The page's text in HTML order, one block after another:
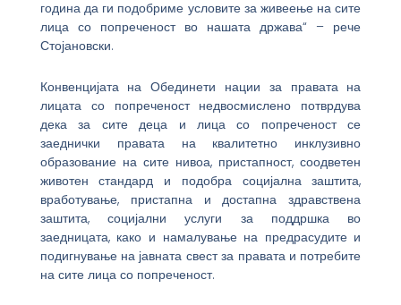
година да ги подобриме условите за живеење на сите
лица со попреченост во нашата држава“ – рече
Стојановски.
Конвенцијата на Обединети нации за правата на
лицата со попреченост недвосмислено потврдува
дека за сите деца и лица со попреченост се
заеднички правата на квалитетно инклузивно
образование на сите нивоа, пристапност, соодветен
животен стандард и подобра социјална заштита,
вработување, пристапна и достапна здравствена
заштита, социјални услуги за поддршка во
заедницата, како и намалување на предрасудите и
подигнување на јавната свест за правата и потребите
на сите лица со попреченост.